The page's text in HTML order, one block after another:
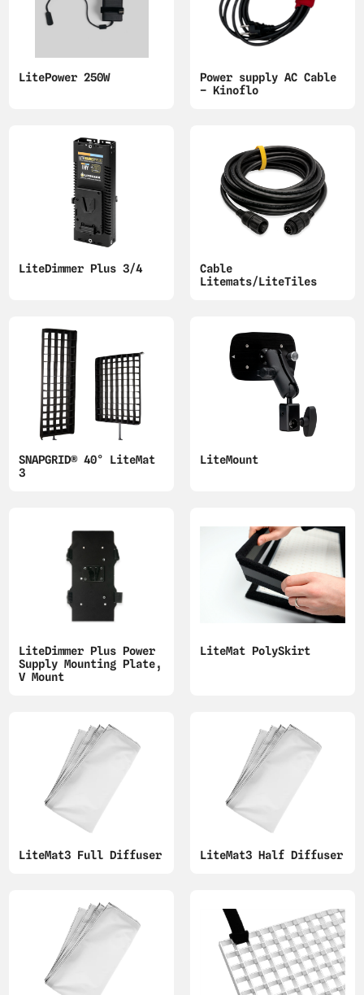
LitePower 250W
Power supply AC Cable
– Kinoflo
LiteDimmer Plus 3/4
Cable
Litemats/LiteTiles
SNAPGRID® 40° LiteMat
3
LiteMount
LiteDimmer Plus Power
Supply Mounting Plate,
V Mount
LiteMat PolySkirt
LiteMat3 Full Diffuser LiteMat3 Half Diffuser